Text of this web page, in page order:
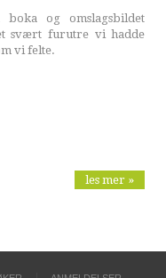
og omslagsbildet
svært furutre vi hadde
vi felte.
les mer »